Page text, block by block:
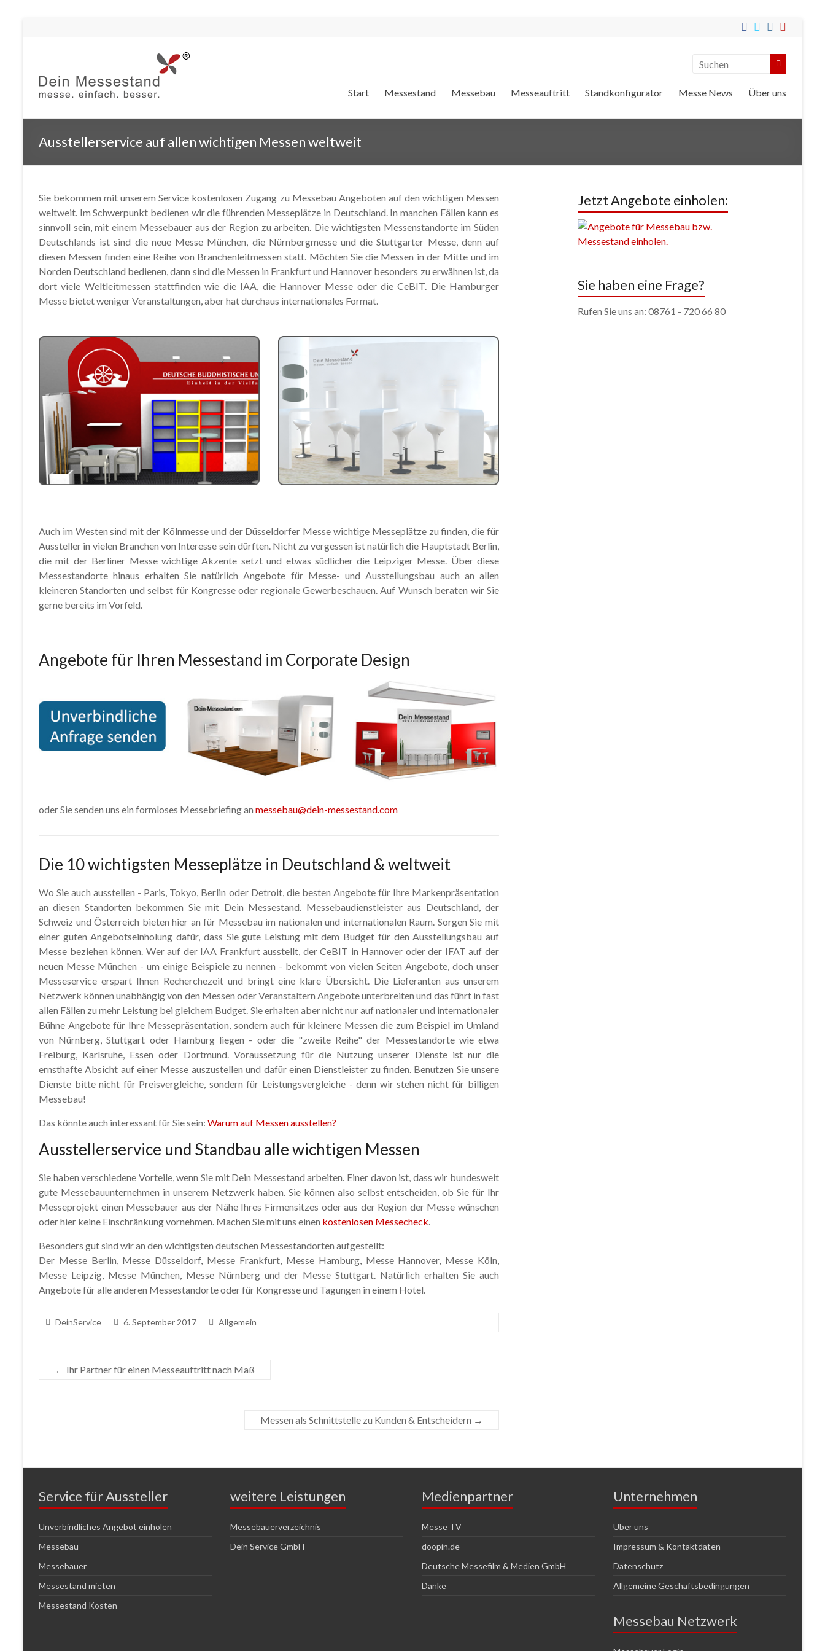
Start Messestand Messebau Messeauftritt Standkonfigurator Messe News Über uns
Ausstellerservice auf allen wichtigen Messen weltweit
Sie bekommen mit unserem Service kostenlosen Zugang zu Messebau Angeboten auf den wichtigen Messen
weltweit. Im Schwerpunkt bedienen wir die führenden Messeplätze in Deutschland. In manchen Fällen kann es
sinnvoll sein, mit einem Messebauer aus der Region zu arbeiten. Die wichtigsten Messenstandorte im Süden
Deutschlands ist sind die neue Messe München, die Nürnbergmesse und die Stuttgarter Messe, denn auf
diesen Messen finden eine Reihe von Branchenleitmessen statt. Möchten Sie die Messen in der Mitte und im
Norden Deutschland bedienen, dann sind die Messen in Frankfurt und Hannover besonders zu erwähnen ist, da
dort viele Weltleitmessen stattfinden wie die IAA, die Hannover Messe oder die CeBIT. Die Hamburger
Messe bietet weniger Veranstaltungen, aber hat durchaus internationales Format.
Auch im Westen sind mit der Kölnmesse und der Düsseldorfer Messe wichtige Messeplätze zu finden, die für
Aussteller in vielen Branchen von Interesse sein dürften. Nicht zu vergessen ist natürlich die Hauptstadt Berlin,
die mit der Berliner Messe wichtige Akzente setzt und etwas südlicher die Leipziger Messe. Über diese
Messestandorte hinaus erhalten Sie natürlich Angebote für Messe- und Ausstellungsbau auch an allen
kleineren Standorten und selbst für Kongresse oder regionale Gewerbeschauen. Auf Wunsch beraten wir Sie
gerne bereits im Vorfeld.
Angebote für Ihren Messestand im Corporate Design
oder Sie senden uns ein formloses Messebriefing an messebau@dein-messestand.com
Die 10 wichtigsten Messeplätze in Deutschland & weltweit
Wo Sie auch ausstellen - Paris, Tokyo, Berlin oder Detroit, die besten Angebote für Ihre Markenpräsentation
an diesen Standorten bekommen Sie mit Dein Messestand. Messebaudienstleister aus Deutschland, der
Schweiz und Österreich bieten hier an für Messebau im nationalen und internationalen Raum. Sorgen Sie mit
einer guten Angebotseinholung dafür, dass Sie gute Leistung mit dem Budget für den Ausstellungsbau auf
Messe beziehen können. Wer auf der IAA Frankfurt ausstellt, der CeBIT in Hannover oder der IFAT auf der
neuen Messe München - um einige Beispiele zu nennen - bekommt von vielen Seiten Angebote, doch unser
Messeservice erspart Ihnen Recherchezeit und bringt eine klare Übersicht. Die Lieferanten aus unserem
Netzwerk können unabhängig von den Messen oder Veranstaltern Angebote unterbreiten und das führt in fast
allen Fällen zu mehr Leistung bei gleichem Budget. Sie erhalten aber nicht nur auf nationaler und internationaler
Bühne Angebote für Ihre Messepräsentation, sondern auch für kleinere Messen die zum Beispiel im Umland
von Nürnberg, Stuttgart oder Hamburg liegen - oder die "zweite Reihe" der Messestandorte wie etwa
Freiburg, Karlsruhe, Essen oder Dortmund. Voraussetzung für die Nutzung unserer Dienste ist nur die
ernsthafte Absicht auf einer Messe auszustellen und dafür einen Dienstleister zu finden. Benutzen Sie unsere
Dienste bitte nicht für Preisvergleiche, sondern für Leistungsvergleiche - denn wir stehen nicht für billigen
Messebau!
Das könnte auch interessant für Sie sein: Warum auf Messen ausstellen?
Ausstellerservice und Standbau alle wichtigen Messen
Sie haben verschiedene Vorteile, wenn Sie mit Dein Messestand arbeiten. Einer davon ist, dass wir bundesweit
gute Messebauunternehmen in unserem Netzwerk haben. Sie können also selbst entscheiden, ob Sie für Ihr
Messeprojekt einen Messebauer aus der Nähe Ihres Firmensitzes oder aus der Region der Messe wünschen
oder hier keine Einschränkung vornehmen. Machen Sie mit uns einen kostenlosen Messecheck
Besonders gut sind wir an den wichtigsten deutschen Messestandorten aufgestellt:
Der Messe Berlin, Messe Düsseldorf, Messe Frankfurt, Messe Hamburg, Messe Hannover, Messe Köln,
Messe Leipzig, Messe München, Messe Nürnberg und der Messe Stuttgart. Natürlich erhalten Sie auch
Angebote für alle anderen Messestandorte oder für Kongresse und Tagungen in einem Hotel.
DeinService 6. September 2017 Allgemein
← Ihr Partner für einen Messeauftritt nach Maß
Messen als Schnittstelle zu Kunden & Entscheidern →
Jetzt Angebote einholen:
Sie haben eine Frage?
Rufen Sie uns an: 08761 - 720 66 80
Service für Aussteller
Unverbindliches Angebot einholen
Messebau
Messebauer
Messestand mieten
Messestand Kosten
weitere Leistungen
Messebauerverzeichnis
Dein Service GmbH
Medienpartner
Messe TV
doopin.de
Deutsche Messefilm & Medien GmbH
Danke
Unternehmen
Über uns
Impressum & Kontaktdaten
Datenschutz
Allgemeine Geschäftsbedingungen
Messebau Netzwerk